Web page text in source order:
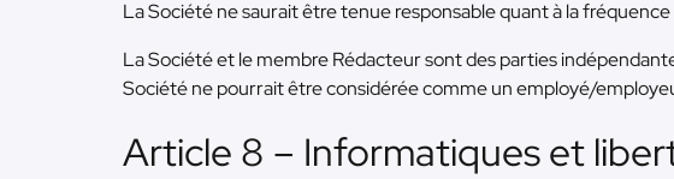
La Société ne saurait être tenue responsable quant à la
La Société et le membre Rédacteur sont des parties
Société ne pourrait être considérée comme un employé/
Article 8 – Informatiques et